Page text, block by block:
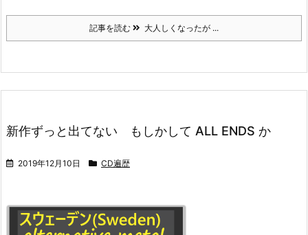
記事を読む 大人しくなったが ...
新作ずっと出てない もしかして ALL ENDS か
2019年12月10日 CD遍歴